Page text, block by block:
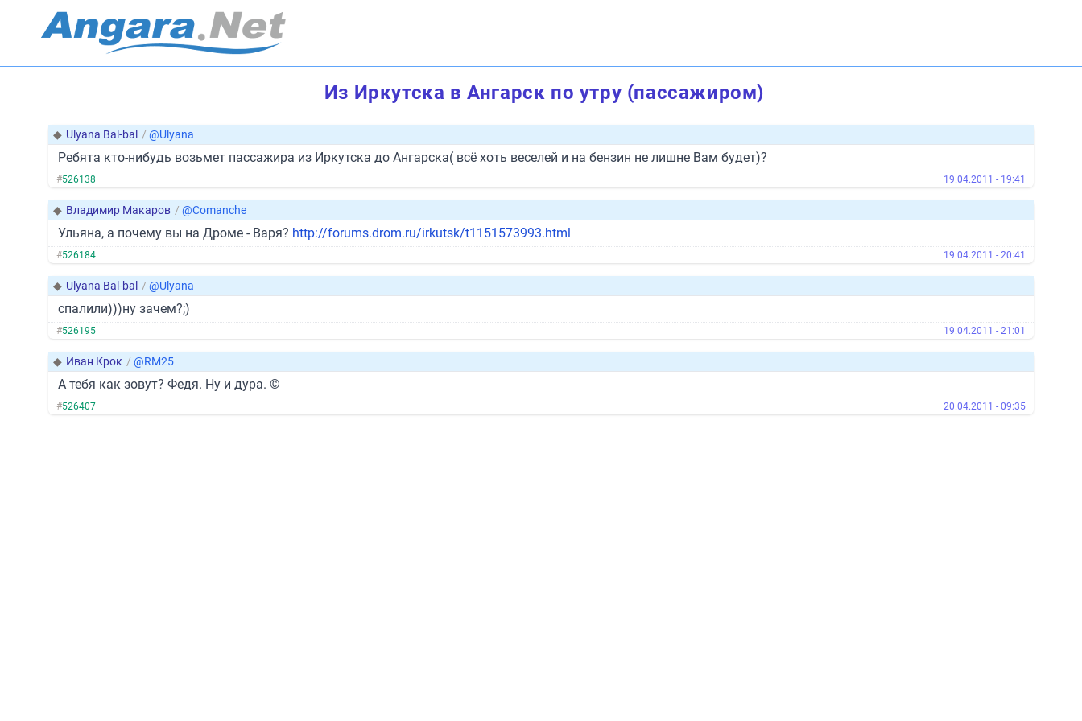
Из Иркутска в Ангарск по утру (пассажиром)
◆ Ulyana Bal-bal / @Ulyana
Ребята кто-нибудь возьмет пассажира из Иркутска до Ангарска( всё хоть веселей и на бензин не лишне Вам будет)?
#526138 19.04.2011 - 19:41
◆ Владимир Макаров / @Comanche
Ульяна, а почему вы на Дроме - Варя? http://forums.drom.ru/irkutsk/t1151573993.html
#526184 19.04.2011 - 20:41
◆ Ulyana Bal-bal / @Ulyana
спалили)))ну зачем?;)
#526195 19.04.2011 - 21:01
◆ Иван Крок / @RM25
А тебя как зовут? Федя. Ну и дура. ©
#526407 20.04.2011 - 09:35